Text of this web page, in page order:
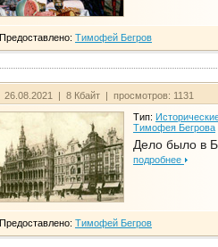
Предоставлено: Тимофей Бегров
26.08.2021 | 8 Кбайт | просмотров: 1131
Тип:
Тимофея Бегрова
Дело было в
подробнее
Предоставлено: Тимофей Бегров